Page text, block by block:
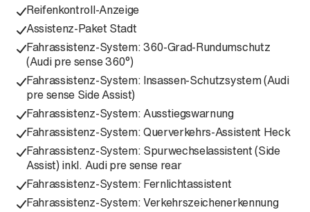
Reifenkontroll-Anzeige
Assistenz-Paket Stadt
Fahrassistenz-System: 360-Grad-Rundumschutz
(Audi pre sense 360°)
Fahrassistenz-System: Insassen-Schutzsystem (Audi
pre sense Side Assist)
Fahrassistenz-System: Ausstiegswarnung
Fahrassistenz-System: Querverkehrs-Assistent Heck
Fahrassistenz-System: Spurwechselassistent (Side
Assist) inkl. Audi pre sense rear
Fahrassistenz-System: Fernlichtassistent
Fahrassistenz-System: Verkehrszeichenerkennung